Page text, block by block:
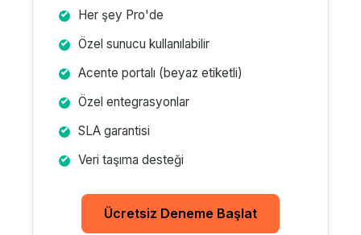
Her şey Pro'de
Özel sunucu kullanılabilir
Acente portalı (beyaz etiketli)
Özel entegrasyonlar
SLA garantisi
Veri taşıma desteği
Ücretsiz Deneme Başlat